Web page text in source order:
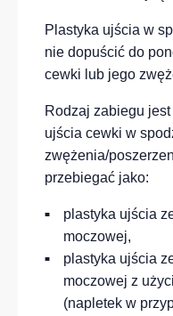
Plastyka ujścia w
nie dopuścić do
cewki lub jego
Rodzaj zabiegu
ujścia cewki w
zwężenia/
przebiegać jako:
plastyka ujścia
moczowej,
plastyka ujścia
moczowej z
(napletek w